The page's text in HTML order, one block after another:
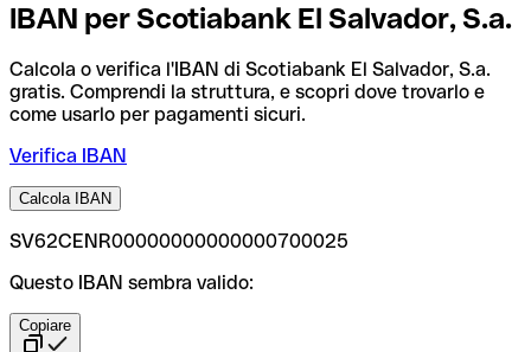
IBAN per Scotiabank El Salvador, S.a.
Calcola o verifica l'IBAN di Scotiabank El Salvador, S.a.
gratis. Comprendi la struttura, e scopri dove trovarlo e
come usarlo per pagamenti sicuri.
Verifica IBAN
Calcola IBAN
SV62CENR00000000000000700025
Questo IBAN sembra valido:
Copiare